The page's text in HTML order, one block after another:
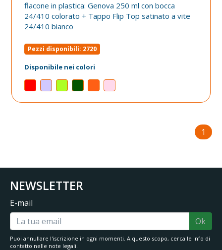
flacone in plastica: Genova 250 ml con bocca
24/410 colorato + Tappo Flip Top satinato a vite
24/410 bianco
Pezzi disponibili: 2720
Disponibile nei colori
1
NEWSLETTER
E-mail
Ok
Puoi annullare l'iscrizione in ogni momenti. A questo scopo, cerca le info di
contatto nelle note legali.